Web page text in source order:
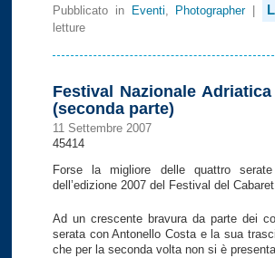
Pubblicato in Eventi Photographer|
letture
Festival Nazionale
(seconda parte)
11 Settembre 2007
45414
Forse la migliore delle quattro
dell’edizione 2007 del Festival del
Ad un crescente bravura da parte dei
serata con Antonello Costa e la sua
che per la seconda volta non si è